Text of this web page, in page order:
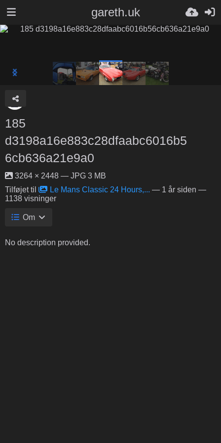
gareth.uk
185
d3198a16e883c28dfaabc6016b5
6cb636a21e9a0
3264 × 2448 — JPG 3 MB
Tilføjet til
Le Mans Classic 24 Hours,... — 1 år siden —
1138 visninger
Om
No description provided.